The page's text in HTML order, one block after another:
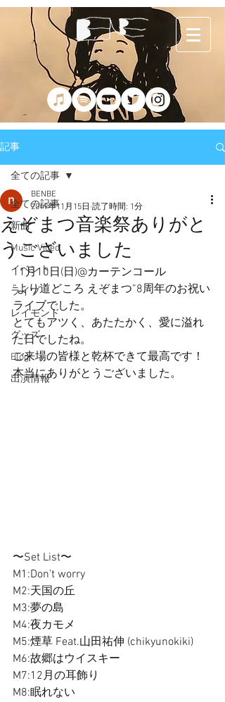
記事
全ての記事
新曲
Music Video
イベント
ライブ
レイモンド
グッズ
Blog
出演情報
全ての記事
えぞまつ音楽祭ありがと
うございました
BENBE
2019年11月15日 読了時間: 1分
11月10日(日)@カーテンコール
”より道どころ えぞまつ”8周年のお祝い
ライブでした。
とてもアツく、あたたかく、愛に溢れ
た日でしたね。
ご来場の皆様と乾杯できて最高です！
本当にありがとうございました。
〜Set List〜
M1:Don’t worry
M2:天国の丘
M3:夢の島
M4:夜カモメ
M5:煙草 Feat.山田祐伸 (chikyunokiki)
M6:故郷はウイスキー
M7:12月の耳飾り
M8:眠れない